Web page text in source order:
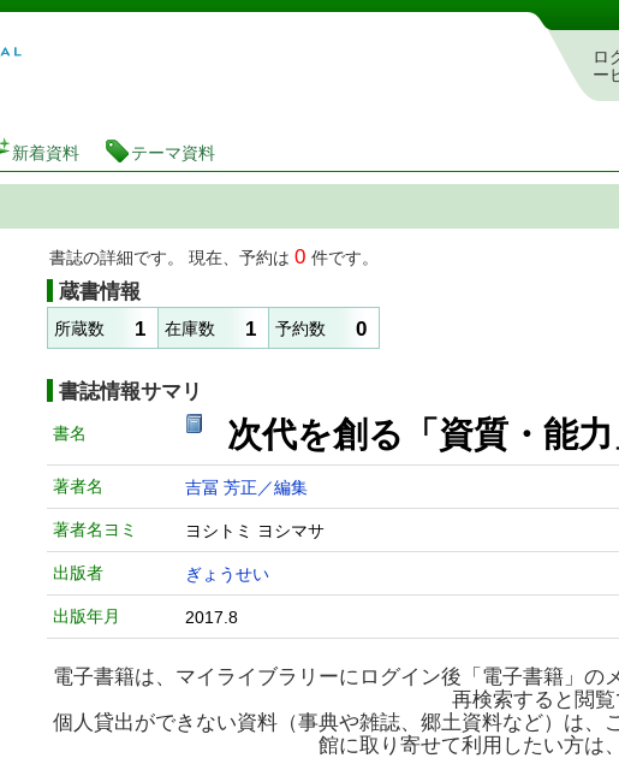
図書館 蔵書検索・予約システム
ロ
ー
新着資料 テーマ資料
書誌の詳細です。 現在、予約は 0 件です。
蔵書情報
所蔵数 1 在庫数 1 予約数 0
書誌情報サマリ
書名 次代を創る「資質・能
著者名 吉冨 芳正／編集
著者名ヨミ ヨシトミ ヨシマサ
出版者 ぎょうせい
出版年月 2017.8
電子書籍は、マイライブラリーにログイン後「電子書籍」
再検索すると閲
個人貸出ができない資料（事典や雑誌、郷土資料など）は
館に取り寄せて利用したい方は